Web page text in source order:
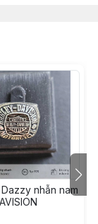
chất, kết
dàng phối
nhẫn nam